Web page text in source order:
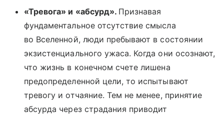
«Тревога» и «абсурд». Признавая
фундаментальное отсутствие смысла
во Вселенной, люди пребывают в состоянии
экзистенциального ужаса. Когда они осознают,
что жизнь в конечном счете лишена
предопределенной цели, то испытывают
тревогу и отчаяние. Тем не менее, принятие
абсурда через страдания приводит